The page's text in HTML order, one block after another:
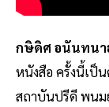
กษิดิศ อนันทนา
หนังสือ ครั้งนี้เป็
สถาบันปรีดี พนม